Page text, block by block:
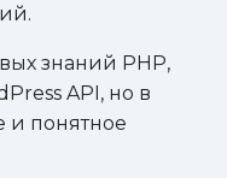
знаний PHP,
API, но в
и понятное